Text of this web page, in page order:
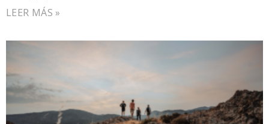
LEER MÁS »